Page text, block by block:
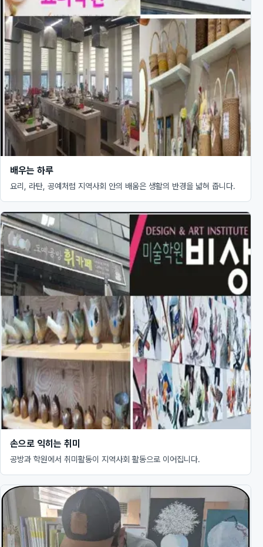
배우는 하루
요리, 라탄, 공예처럼 지역사회 안의 배움은 생활의 반경을 넓혀 줍니다.
손으로 익히는 취미
공방과 학원에서 취미활동이 지역사회 활동으로 이어집니다.